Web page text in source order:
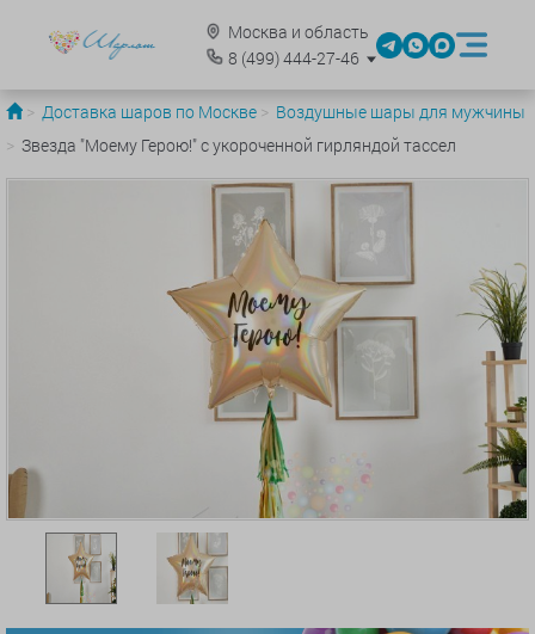
Москва и область
8 (499)444-27-46
Доставка шаров по Москве
Воздушные шары для мужчины
Звезда "Моему Герою!" с укороченной гирляндой тассел